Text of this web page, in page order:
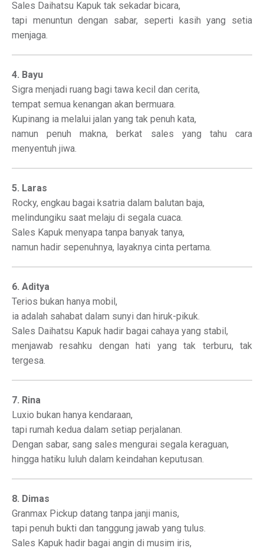
Sales Daihatsu Kapuk tak sekadar bicara,
tapi menuntun dengan sabar, seperti kasih yang setia
menjaga.
4. Bayu
Sigra menjadi ruang bagi tawa kecil dan cerita,
tempat semua kenangan akan bermuara.
Kupinang ia melalui jalan yang tak penuh kata,
namun penuh makna, berkat sales yang tahu cara
menyentuh jiwa.
5. Laras
Rocky, engkau bagai ksatria dalam balutan baja,
melindungiku saat melaju di segala cuaca.
Sales Kapuk menyapa tanpa banyak tanya,
namun hadir sepenuhnya, layaknya cinta pertama.
6. Aditya
Terios bukan hanya mobil,
ia adalah sahabat dalam sunyi dan hiruk-pikuk.
Sales Daihatsu Kapuk hadir bagai cahaya yang stabil,
menjawab resahku dengan hati yang tak terburu, tak
tergesa.
7. Rina
Luxio bukan hanya kendaraan,
tapi rumah kedua dalam setiap perjalanan.
Dengan sabar, sang sales mengurai segala keraguan,
hingga hatiku luluh dalam keindahan keputusan.
8. Dimas
Granmax Pickup datang tanpa janji manis,
tapi penuh bukti dan tanggung jawab yang tulus.
Sales Kapuk hadir bagai angin di musim iris,